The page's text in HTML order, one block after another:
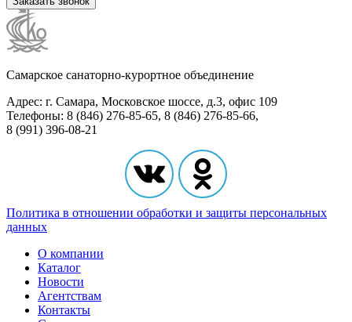
Самарское санаторно-курортное объединение
Адрес: г. Самара, Московское шоссе, д.3, офис 109
Телефоны: 8 (846) 276-85-65, 8 (846) 276-85-66,
8 (991) 396-08-21
Политика в отношении обработки и защиты персональных
данных
О компании
Каталог
Новости
Агентствам
Контакты